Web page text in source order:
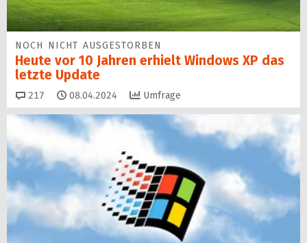
NOCH NICHT AUSGESTORBEN
Heute vor 10 Jahren erhielt Windows XP das
letzte Update
217 Kommentare
08.04.2024 Umfrage